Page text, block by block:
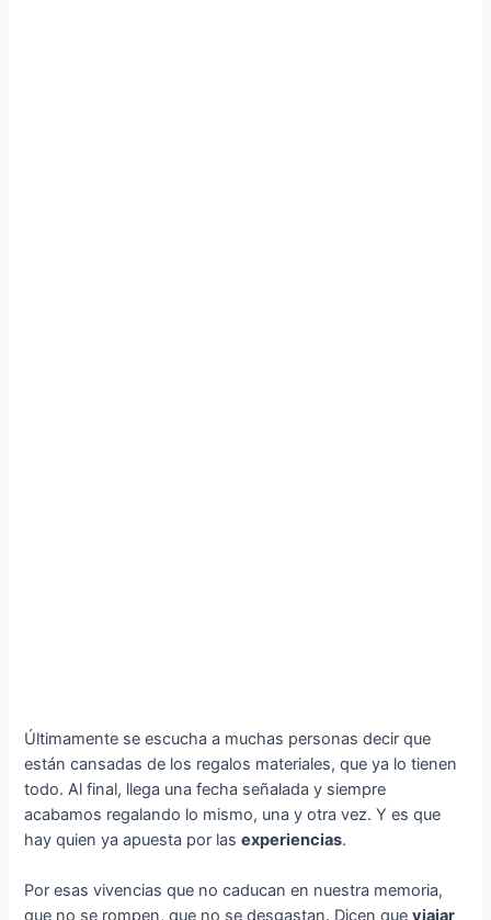
Últimamente se escucha a muchas personas decir que
están cansadas de los regalos materiales, que ya lo tienen
todo. Al final, llega una fecha señalada y siempre
acabamos regalando lo mismo, una y otra vez. Y es que
hay quien ya apuesta por lasexperiencias.
Por esas vivencias que no caducan en nuestra memoria,
que no se rompen, que no se desgastan. Dicen queviajar